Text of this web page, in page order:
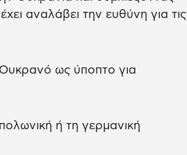
αναλάβει την ευθύνη για τις
ως ύποπτο για
ή τη γερμανική